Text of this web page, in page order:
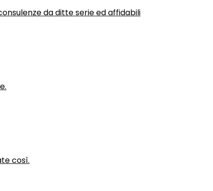
da ditte serie ed affidabili
così.